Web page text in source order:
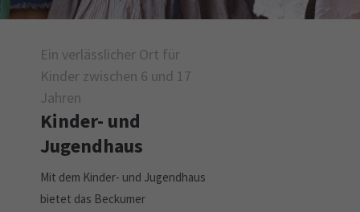
info@yourdomain.com
About us
Lorem ipsum dolor sit amet, consectetuer
adipiscing elit.
Aenean commodo ligula eget dolor. Aenean massa. Cum
sociis natoque penatibus et magnis dis parturient montes,
nascetur ridiculus mus. Donec quam felis, ultricies nec.
Ein verlässlicher Ort für
Kinder zwischen 6 und 17
Jahren
Kinder- und
Jugendhaus
Mit dem Kinder- und Jugendhaus
bietet das Beckumer